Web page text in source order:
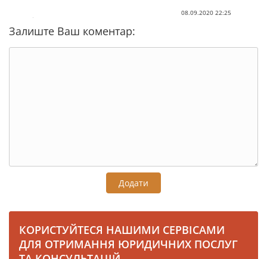
08.09.2020 22:25
Залиште Ваш коментар:
Додати
КОРИСТУЙТЕСЯ НАШИМИ СЕРВІСАМИ
ДЛЯ ОТРИМАННЯ ЮРИДИЧНИХ ПОСЛУГ